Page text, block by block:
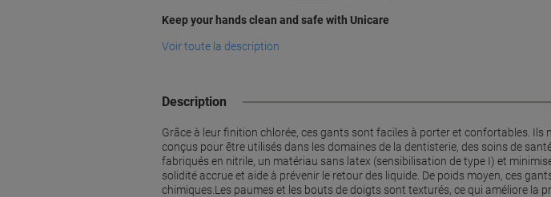
Keep your hands clean and safe with Unicare
Voir toute la description
Description
Grâce à leur finition chlorée, ces gants sont faciles à porter et confortables.
conçus pour être utilisés dans les domaines de la dentisterie, des soins de
fabriqués en nitrile, un matériau sans latex (sensibilisation de type I) et
solidité accrue et aide à prévenir le retour des liquide. De poids moyen, ces
chimiques.Les paumes et les bouts de doigts sont texturés, ce qui améliore la